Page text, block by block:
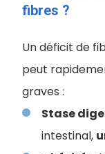
fibres ?
Un déficit de
peut
graves :
Stase
intestinal,